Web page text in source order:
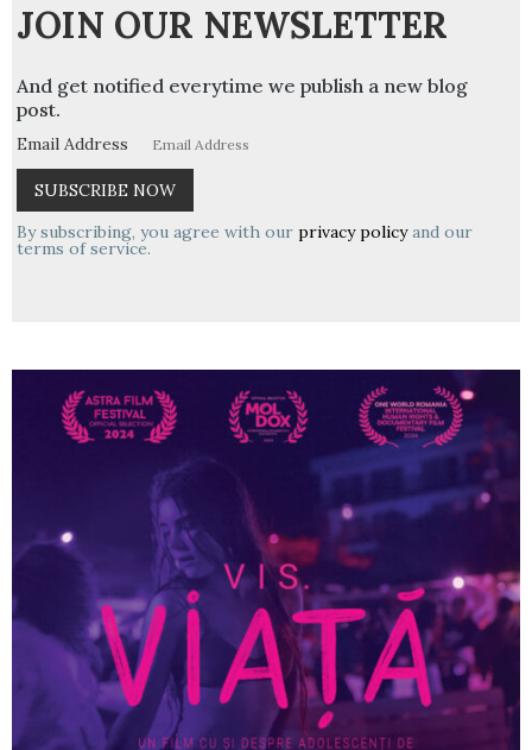
JOIN OUR NEWSLETTER
And get notified everytime we publish a new blog
post.
Email Address
By subscribing, you agree with our privacy policyand our
terms of service.